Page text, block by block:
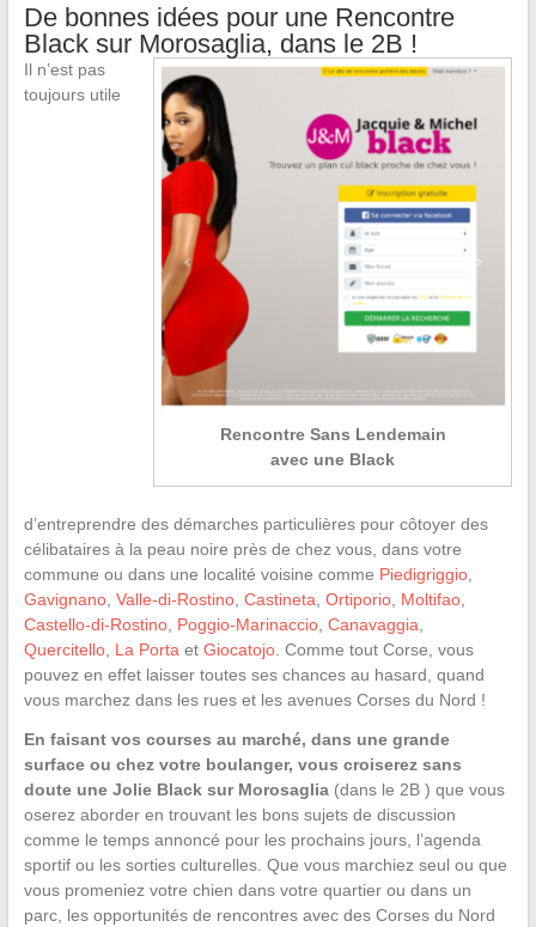
De bonnes idées pour une Rencontre
Black sur Morosaglia, dans le 2B !
Rencontre Sans Lendemain
avec une Black
Il n’est pas
toujours utile
d’entreprendre des démarches particulières pour côtoyer des
célibataires à la peau noire près de chez vous, dans votre
commune ou dans une localité voisine comme Piedigriggio,
Gavignano, Valle-di-Rostino, Castineta Ortiporio, Moltifao,
Castello-di-Rostino, Poggio-Marinaccio, Canavaggia
Quercitello, La Porta et Giocatojo. Comme tout Corse, vous
pouvez en effet laisser toutes ses chances au hasard, quand
vous marchez dans les rues et les avenues Corses du Nord !
En faisant vos courses au marché, dans une grande
surface ou chez votre boulanger, vous croiserez sans
doute une Jolie Black sur Morosaglia(dans le 2B ) que vous
oserez aborder en trouvant les bons sujets de discussion
comme le temps annoncé pour les prochains jours, l’agenda
sportif ou les sorties culturelles. Que vous marchiez seul ou que
vous promeniez votre chien dans votre quartier ou dans un
parc, les opportunités de rencontres avec des Corses du Nord